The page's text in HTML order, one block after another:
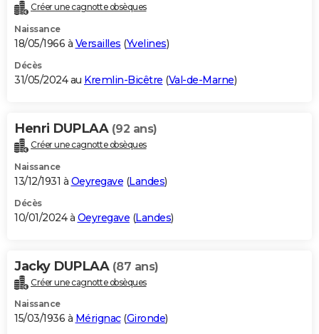
Créer une cagnotte obsèques
Naissance
18/05/1966 à Versailles (Yvelines)
Décès
31/05/2024 au Kremlin-Bicêtre (Val-de-Marne)
Henri DUPLAA (92 ans)
Créer une cagnotte obsèques
Naissance
13/12/1931 à Oeyregave (Landes)
Décès
10/01/2024 à Oeyregave (Landes)
Jacky DUPLAA (87 ans)
Créer une cagnotte obsèques
Naissance
15/03/1936 à Mérignac(Gironde)